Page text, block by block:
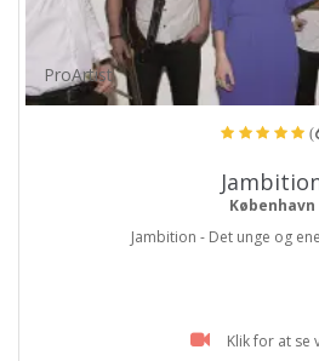
ProArtist
København
Jambition - Det unge og
Klik for at se